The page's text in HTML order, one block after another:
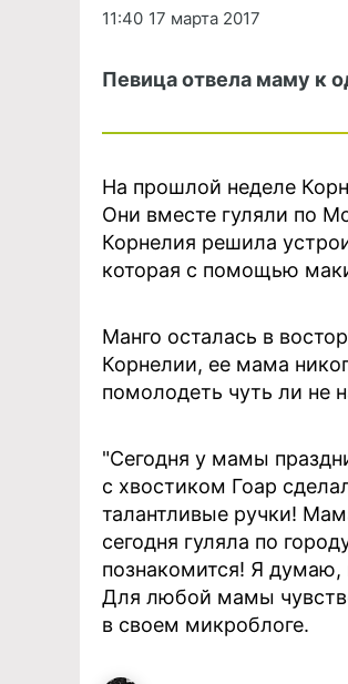
11:40 17 марта 2017
Певица отвела маму к
На прошлой неделе
Они вместе гуляли по
Корнелия решила
которая с помощью
Манго осталась в
Корнелии, ее мама
помолодеть чуть ли не
"Сегодня у мамы
с хвостиком Гоар
талантливые ручки!
сегодня гуляла по
познакомится! Я
Для любой мамы
в своем микроблоге.